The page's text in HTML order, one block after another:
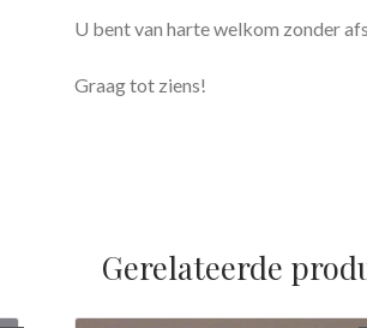
U bent van harte welkom zonder
Graag tot ziens!
Gerelateerde